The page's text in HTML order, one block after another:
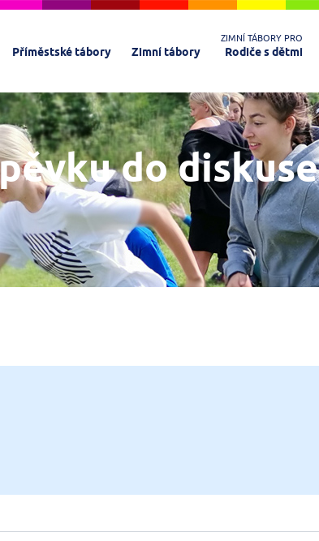
Příměstské tábory Zimní tábory
ZIMNÍ TÁBORY PRO
Rodiče s dětmi
do diskuse